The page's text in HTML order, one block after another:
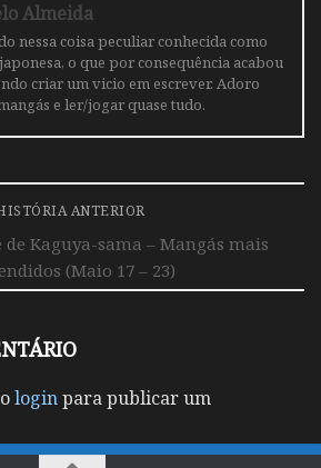
Almeida
nessa coisa peculiar conhecida como
o que por consequência acabou
criar um vicio em escrever. Adoro
e ler/jogar quase tudo.
ANTERIOR
Kaguya-sama – Mangás mais
(Maio 17 – 23)
loginpara publicar um